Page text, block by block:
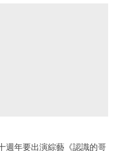
週年要出演綜藝《認識的哥